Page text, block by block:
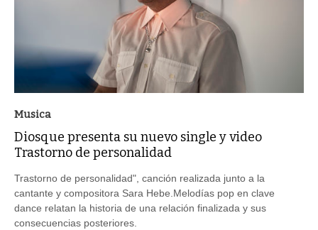
Musica
Diosque presenta su nuevo single y video
Trastorno de personalidad
Trastorno de personalidad", canción realizada junto a la
cantante y compositora Sara Hebe.Melodías pop en clave
dance relatan la historia de una relación finalizada y sus
consecuencias posteriores.